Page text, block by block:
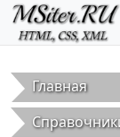
Перейти к
Главная